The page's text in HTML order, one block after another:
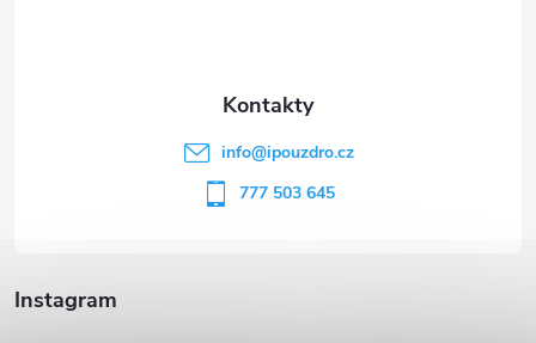
Instagram
info@ipouzdro.cz
777 503 645